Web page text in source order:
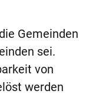
Gemeinden
sei.
von
werden